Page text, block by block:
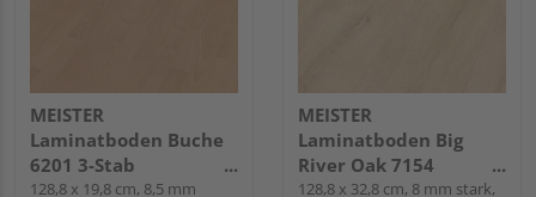
MEISTER
Laminatboden Buche
6201 3-Stab
Schiffsboden -
128,8 x 19,8 cm, 8,5 mm
MEISTER
Laminatboden Big
River Oak 7154
Landhausdiele -
128,8 x 32,8 cm, 8 mm stark,